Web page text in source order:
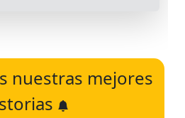
nuestras mejores